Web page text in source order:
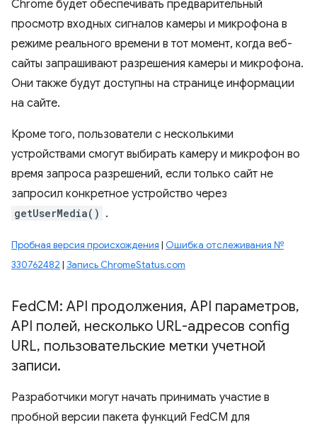
Chrome будет обеспечивать предварительный
просмотр входных сигналов камеры и микрофона в
режиме реального времени в тот момент, когда веб-
сайты запрашивают разрешения камеры и микрофона.
Они также будут доступны на странице информации
на сайте.
Кроме того, пользователи с несколькими
устройствами смогут выбирать камеру и микрофон во
время запроса разрешений, если только сайт не
запросил конкретное устройство через
getUserMedia() .
Пробная версия происхождения | Ошибка отслеживания №
330762482 | Запись ChromeStatus.com
FedCM: API продолжения, API параметров,
API полей, несколько URL-адресов config
URL, пользовательские метки учетной
записи.
Разработчики могут начать принимать участие в
пробной версии пакета функций FedCM для